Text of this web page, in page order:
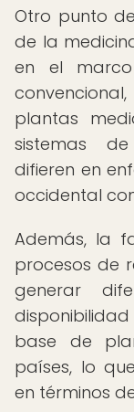
Otro punto
de la
en el
plantas
sistemas
difieren en
occidental
Además, la
procesos de
generar
base de
países, lo
en términos